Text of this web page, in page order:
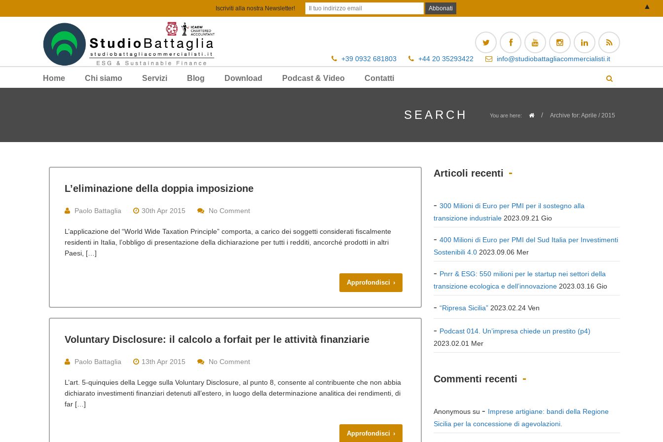
+39 0932 681803 +44 20 35293422 info@studiobattagliacommercialisti.it
Home Chi siamo Servizi Blog Download Podcast & Video Contatti
SEARCH You are here: / Archive for: Aprile / 2015
L’eliminazione della doppia imposizione
Paolo Battaglia 30th Apr 2015 No Comment
L’applicazione del “World Wide Taxation Principle” comporta, a carico dei soggetti considerati fiscalmente
residenti in Italia, l’obbligo di presentazione della dichiarazione per tutti i redditi, ancorché prodotti in altri
Paesi, […]
Approfondisci ›
Voluntary Disclosure: il calcolo a forfait per le attività finanziarie
Paolo Battaglia 13th Apr 2015 No Comment
L’art. 5-quinquies della Legge sulla Voluntary Disclosure, al punto 8, consente al contribuente che non abbia
dichiarato investimenti finanziari detenuti all’estero, in luogo della determinazione analitica dei rendimenti, di
far […]
Approfondisci ›
Articoli recenti
300 Milioni di Euro per PMI per il sostegno alla
transizione industriale 2023.09.21 Gio
400 Milioni di Euro per PMI del Sud Italia per Investimenti
Sostenibili 4.0 2023.09.06 Mer
Pnrr & ESG: 550 milioni per le startup nei settori della
transizione ecologica e dell’innovazione 2023.03.16 Gio
“Ripresa Sicilia” 2023.02.24 Ven
Podcast 014. Un’impresa chiede un prestito (p4)
2023.02.01 Mer
Commenti recenti
Anonymoussu
Imprese artigiane: bandi della Regione
Sicilia per la concessione di agevolazioni.
Iscriviti alla nostra Newsletter! ▲